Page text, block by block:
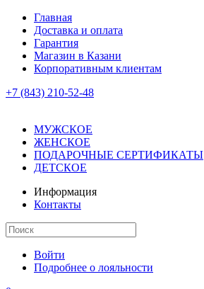
Главная
Доставка и оплата
Гарантия
Магазин в Казани
Корпоративным клиентам
+7 (843) 210-52-48
МУЖСКОЕ
ЖЕНСКОЕ
ПОДАРОЧНЫЕ СЕРТИФИКАТЫ
ДЕТСКОЕ
Информация
Контакты
Войти
Подробнее о лояльности